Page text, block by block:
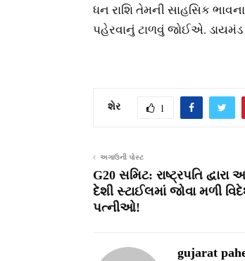
ધન રાશિ તેમની સાહસિક
પહેરવાનું ટાળવું જોઈએ.
શેર 1
અગાઉની પોસ્ટ
G20 સમિટ: રાષ્ટ્રપતિ
દેશી સ્ટાઈલમાં જોવા મળી
પત્નીઓ!
gujarat